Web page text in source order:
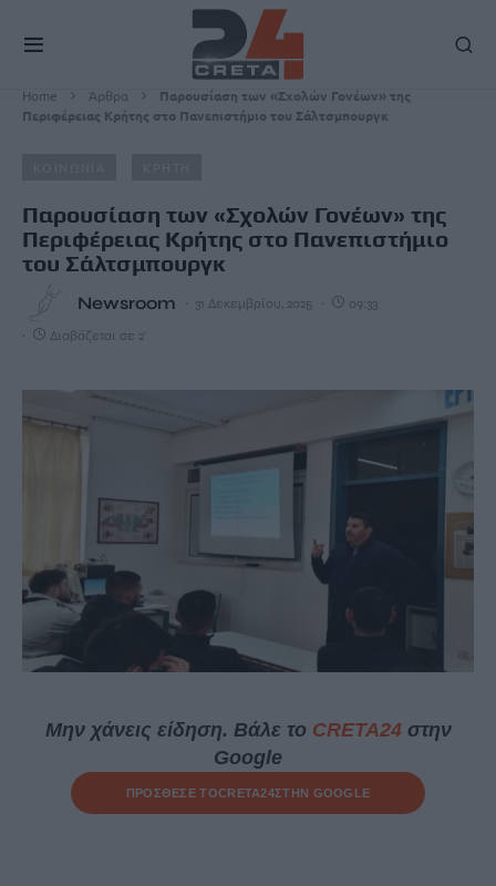
Home Άρθρα
Παρουσίαση των «Σχολών Γονέων» της
Περιφέρειας Κρήτης στο Πανεπιστήμιο του Σάλτσμπουργκ
Παρουσίαση των «Σχολών Γονέων» της
Περιφέρειας Κρήτης στο Πανεπιστήμιο
του Σάλτσμπουργκ
Newsroom 31 Δεκεμβρίου, 2025 09:33
Διαβάζεται σε 2'
Μην χάνεις είδηση. Βάλε το CRETA24στην
Google
ΠΡΟΣΘΕΣΕ ΤΟCRETA24ΣΤΗΝ GOOGLE